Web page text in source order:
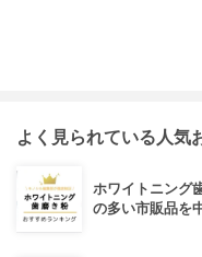
よく見られている人気
ホワイトニング
の多い市販品を